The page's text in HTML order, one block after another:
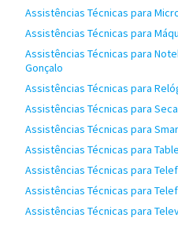
Assistências Técnicas para
Assistências Técnicas para
Assistências Técnicas para
Gonçalo
Assistências Técnicas para
Assistências Técnicas para
Assistências Técnicas para
Assistências Técnicas para
Assistências Técnicas para
Assistências Técnicas para
Assistências Técnicas para